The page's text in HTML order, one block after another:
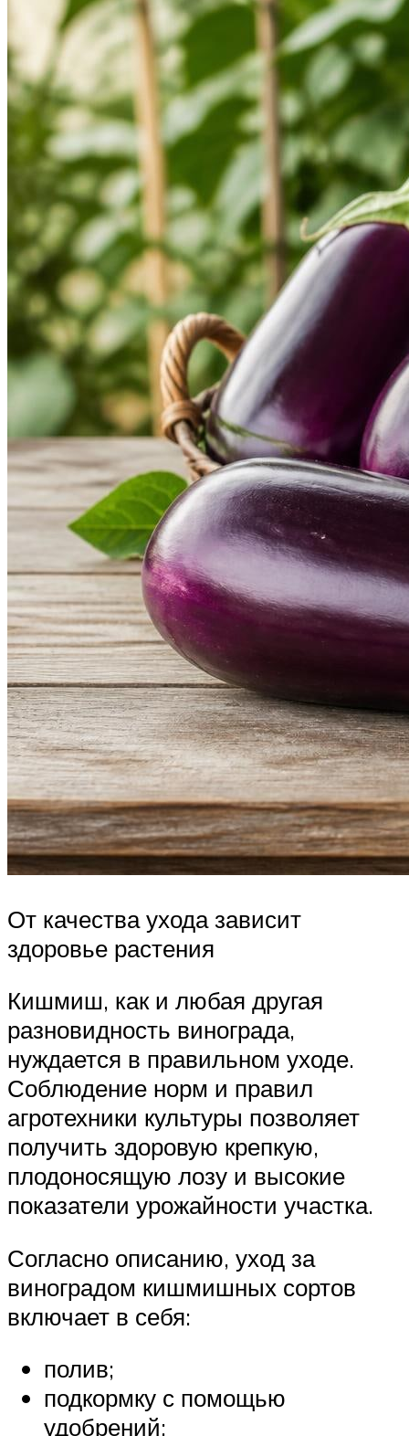
От качества ухода зависит
здоровье растения
Кишмиш, как и любая другая
разновидность винограда,
нуждается в правильном уходе.
Соблюдение норм и правил
агротехники культуры позволяет
получить здоровую крепкую,
плодоносящую лозу и высокие
показатели урожайности участка.
Согласно описанию, уход за
виноградом кишмишных сортов
включает в себя:
полив;
подкормку с помощью
удобрений;